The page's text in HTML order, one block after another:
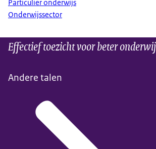
Particulier onderwijs
Onderwijssector
Effectief toezicht voor beter
Andere talen